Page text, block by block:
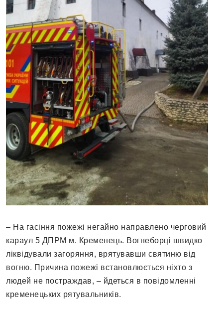
– На гасіння пожежі негайно направлено черговий
караул 5 ДПРМ м. Кременець. Вогнеборці швидко
ліквідували загоряння, врятувавши святиню від
вогню. Причина пожежі встановлюється ніхто з
людей не постраждав, – йдеться в повідомленні
кременецьких рятувальників.